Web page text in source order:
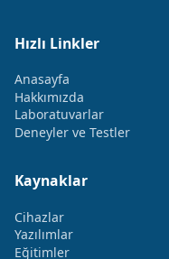
Hızlı Linkler
Anasayfa
Hakkımızda
Laboratuvarlar
Deneyler ve Testler
Kaynaklar
Cihazlar
Yazılımlar
Eğitimler